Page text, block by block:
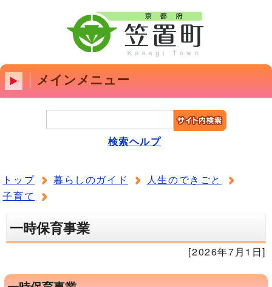
メインメニュー
検索ヘルプ
トップ 暮らしのガイド
人生のできごと
子育て
一時保育事業
[2026年7月1日]